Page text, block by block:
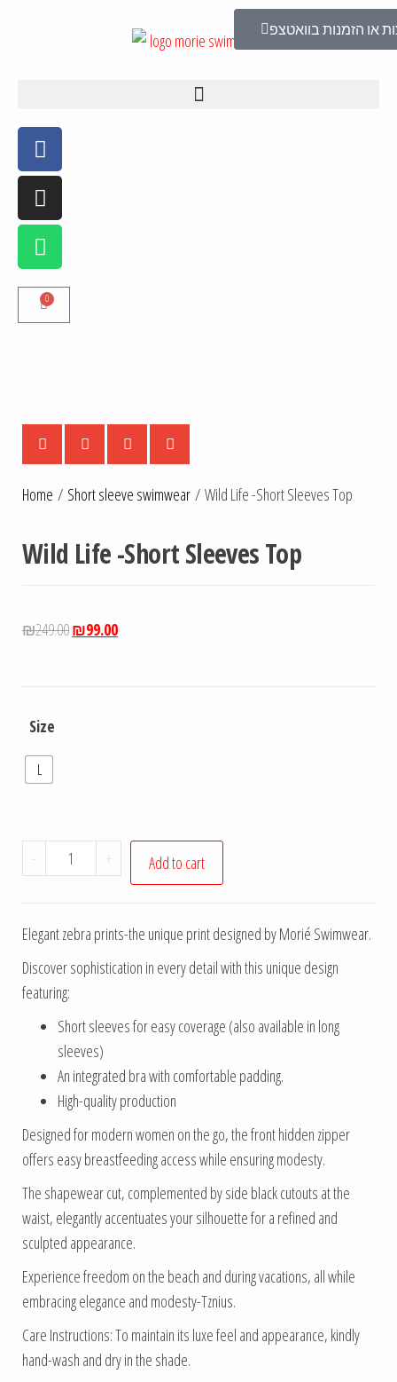
או הזמנות בוואטצפ
0
Home / Short sleeve swimwear / Wild Life -Short Sleeves Top
Wild Life -Short Sleeves Top
₪249.00₪99.00
Size
L
+ Add to cart
Elegant zebra prints-the unique print designed by Morié Swimwear.
Discover sophistication in every detail with this unique design
featuring:
Short sleeves for easy coverage (also available in long
sleeves)
An integrated bra with comfortable padding.
High-quality production
Designed for modern women on the go, the front hidden zipper
offers easy breastfeeding access while ensuring modesty.
The shapewear cut, complemented by side black cutouts at the
waist, elegantly accentuates your silhouette for a refined and
sculpted appearance.
Experience freedom on the beach and during vacations, all while
embracing elegance and modesty-Tznius.
Care Instructions: To maintain its luxe feel and appearance, kindly
hand-wash and dry in the shade.